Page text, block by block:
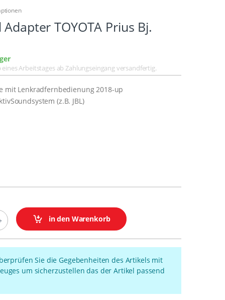
TOYOTA Prius Bj.
Arbeitstages ab Zahlungseingang versandfertig.
mit Lenkradfernbedienung 2018-up
(z.B. JBL)
in den Warenkorb
Sie die Gegebenheiten des Artikels mit
um sicherzustellen das der Artikel passend